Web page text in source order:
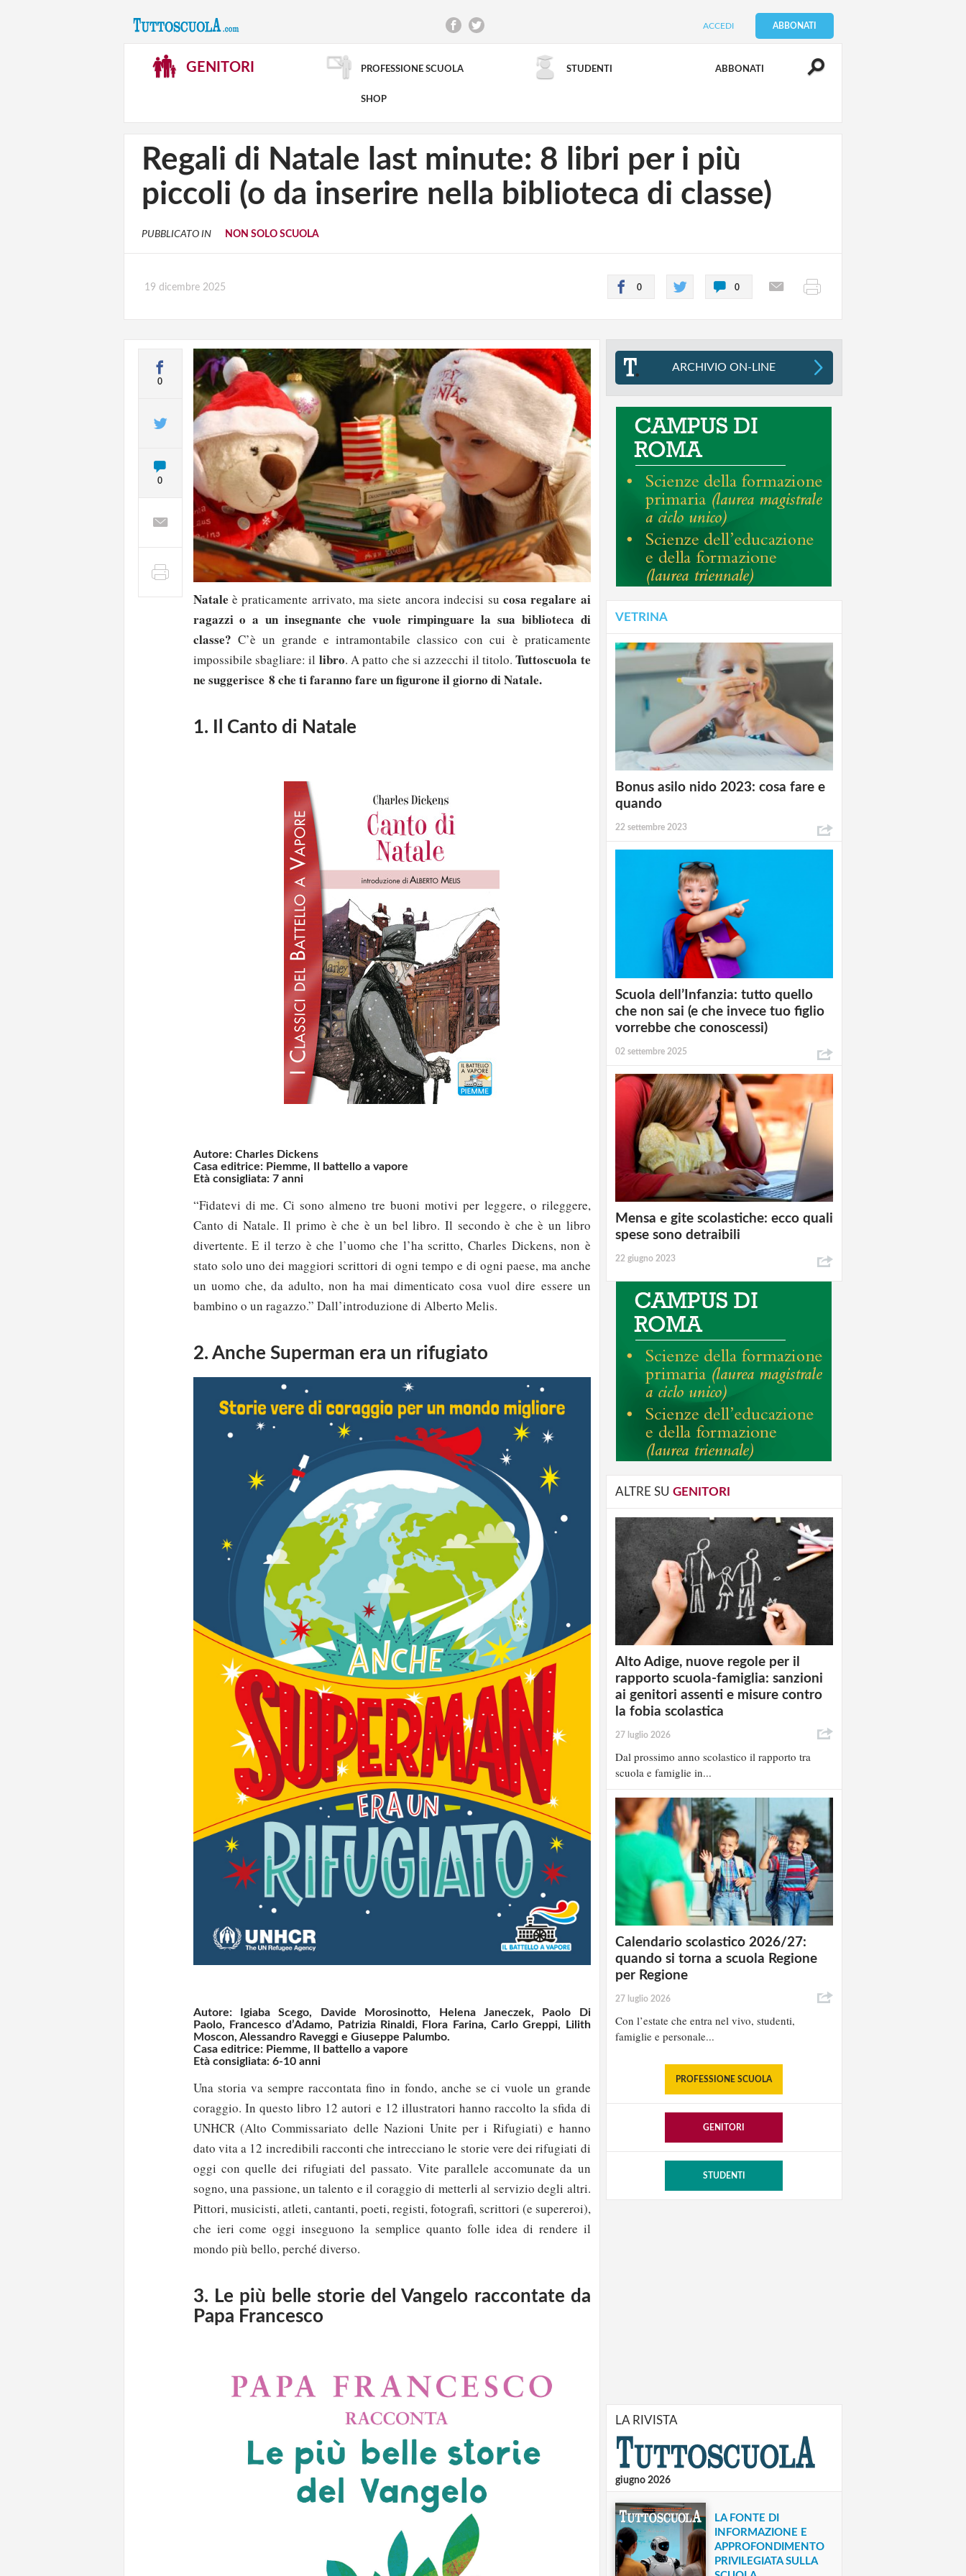
ACCEDI ABBONATI
GENITORI PROFESSIONE SCUOLA STUDENTI ABBONATI
SHOP
Regali di Natale last minute: 8 libri per i più
piccoli (o da inserire nella biblioteca di classe)
PUBBLICATO IN NON SOLO SCUOLA
19 dicembre 2025 0 0
0
0
Natale è praticamente arrivato, ma siete ancora indecisi su cosa regalare ai
ragazzi o a un insegnante che vuole rimpinguare la sua biblioteca di
classe? C’è un grande e intramontabile classico con cui è praticamente
impossibile sbagliare: il libro. A patto che si azzecchi il titolo.Tuttoscuola te
ne suggerisce 8 che ti faranno fare un figurone il giorno di Natale.
1. Il Canto di Natale
Autore: Charles Dickens
Casa editrice: Piemme, Il battello a vapore
Età consigliata: 7 anni
“Fidatevi di me. Ci sono almeno tre buoni motivi per leggere, o rileggere,
Canto di Natale. Il primo è che è un bel libro. Il secondo è che è un libro
divertente. E il terzo è che l’uomo che l’ha scritto, Charles Dickens, non è
stato solo uno dei maggiori scrittori di ogni tempo e di ogni paese, ma anche
un uomo che, da adulto, non ha mai dimenticato cosa vuol dire essere un
bambino o un ragazzo.” Dall’introduzione di Alberto Melis.
2. Anche Superman era un rifugiato
Autore: I giaba Scego, Davide Morosinotto, Helena Janeczek,
Paolo Di
Paolo, Francesco d’Adamo, Patrizia Rinaldi, Flora Farina, Carlo Greppi,
Lilith
Moscon, Alessandro Raveggi e Giuseppe Palumbo.
Casa editrice: Piemme, Il battello a vapore
Età consigliata: 6-10 anni
Una storia va sempre raccontata fino in fondo, anche se ci vuole un grande
coraggio. In questo libro 12 autori e 12 illustratori hanno raccolto la sfida di
UNHCR (Alto Commissariato delle Nazioni Unite per i Rifugiati) e hanno
dato vita a 12 incredibili racconti che intrecciano le storie vere dei rifugiati di
oggi con quelle dei rifugiati del passato. Vite parallele accomunate da un
sogno, una passione, un talento e il coraggio di metterli al servizio degli altri.
Pittori, musicisti, atleti, cantanti, poeti, registi, fotografi, scrittori (e supereroi),
che ieri come oggi inseguono la semplice quanto folle idea di rendere il
mondo più bello, perché diverso.
3. Le più belle storie del Vangelo raccontate da
Papa Francesco
ARCHIVIO ON-LINE
VETRINA
Bonus asilo nido 2023: cosa fare e
quando
22 settembre 2023
Scuola dell’Infanzia: tutto quello
che non sai (e che invece tuo figlio
vorrebbe che conoscessi)
02 settembre 2025
Mensa e gite scolastiche: ecco quali
spese sono detraibili
22 giugno 2023
ALTRE SU GENITORI
Alto Adige, nuove regole per il
rapporto scuola-famiglia: sanzioni
ai genitori assenti e misure contro
la fobia scolastica
27 luglio 2026
Dal prossimo anno scolastico il rapporto tra
scuola e famiglie in...
Calendario scolastico 2026/27:
quando si torna a scuola Regione
per Regione
27 luglio 2026
Con l’estate che entra nel vivo, studenti,
famiglie e personale...
PROFESSIONE SCUOLA
GENITORI
STUDENTI
LA RIVISTA
giugno 2026
LA FONTE DI
INFORMAZIONE E
APPROFONDIMENTO
PRIVILEGIATA SULLA